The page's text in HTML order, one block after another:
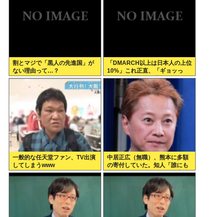
割とマジで「黒人の先進国」が
ない理由って…？
「DMARCH以上は日本人の上位
10%」これ正直、「ギョッっ
と」するよなあ…職場でも
MARCH同以下の低学歴とかあ
んまり観ない
一般的な任天堂ファン、TV出演
してしまうwww
中居正広（無職）、熊本に多額
の寄付していた。知人「誰にも
知られなくてもいい、と公表し